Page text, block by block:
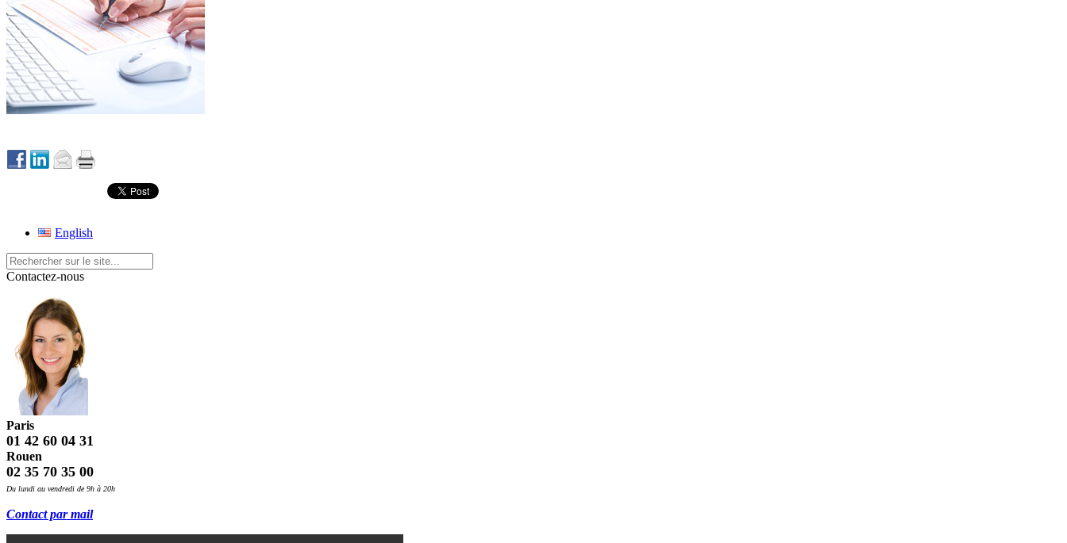
English
Contactez-nous
Paris
01 42 60 04 31
Rouen
02 35 70 35 00
Du lundi au vendredi de 9h à 20h
Contact par mail